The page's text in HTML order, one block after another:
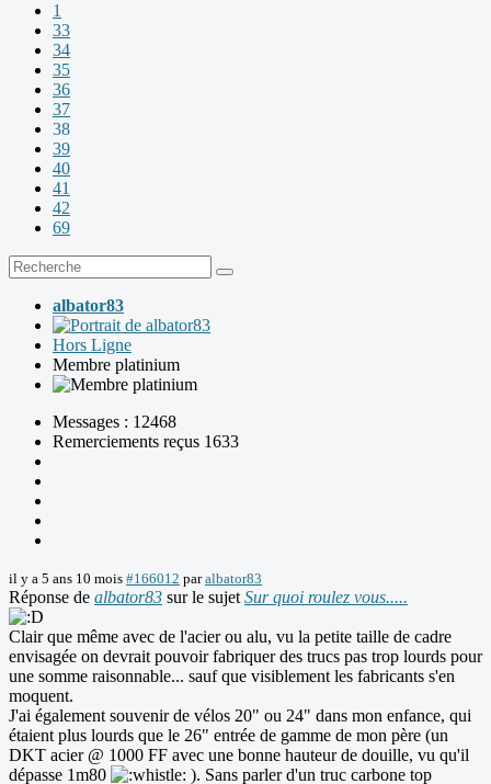
1
33
34
35
36
37
38
39
40
41
42
69
albator83
Hors Ligne
Membre platinium
Messages : 12468
Remerciements reçus 1633
il y a 5 ans 10 mois #166012 paralbator83
Réponse de albator83 sur le sujet Sur quoi roulez vous.....
Clair que même avec de l'acier ou alu, vu la petite taille de cadre
envisagée on devrait pouvoir fabriquer des trucs pas trop lourds pour
une somme raisonnable... sauf que visiblement les fabricants s'en
moquent.
J'ai également souvenir de vélos 20" ou 24" dans mon enfance, qui
étaient plus lourds que le 26" entrée de gamme de mon père (un
DKT acier @ 1000 FF avec une bonne hauteur de douille, vu qu'il
dépasse 1m80
). Sans parler d'un truc carbone top